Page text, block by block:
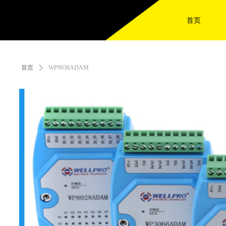
首页
首页 ꄲ WP9038ADAM